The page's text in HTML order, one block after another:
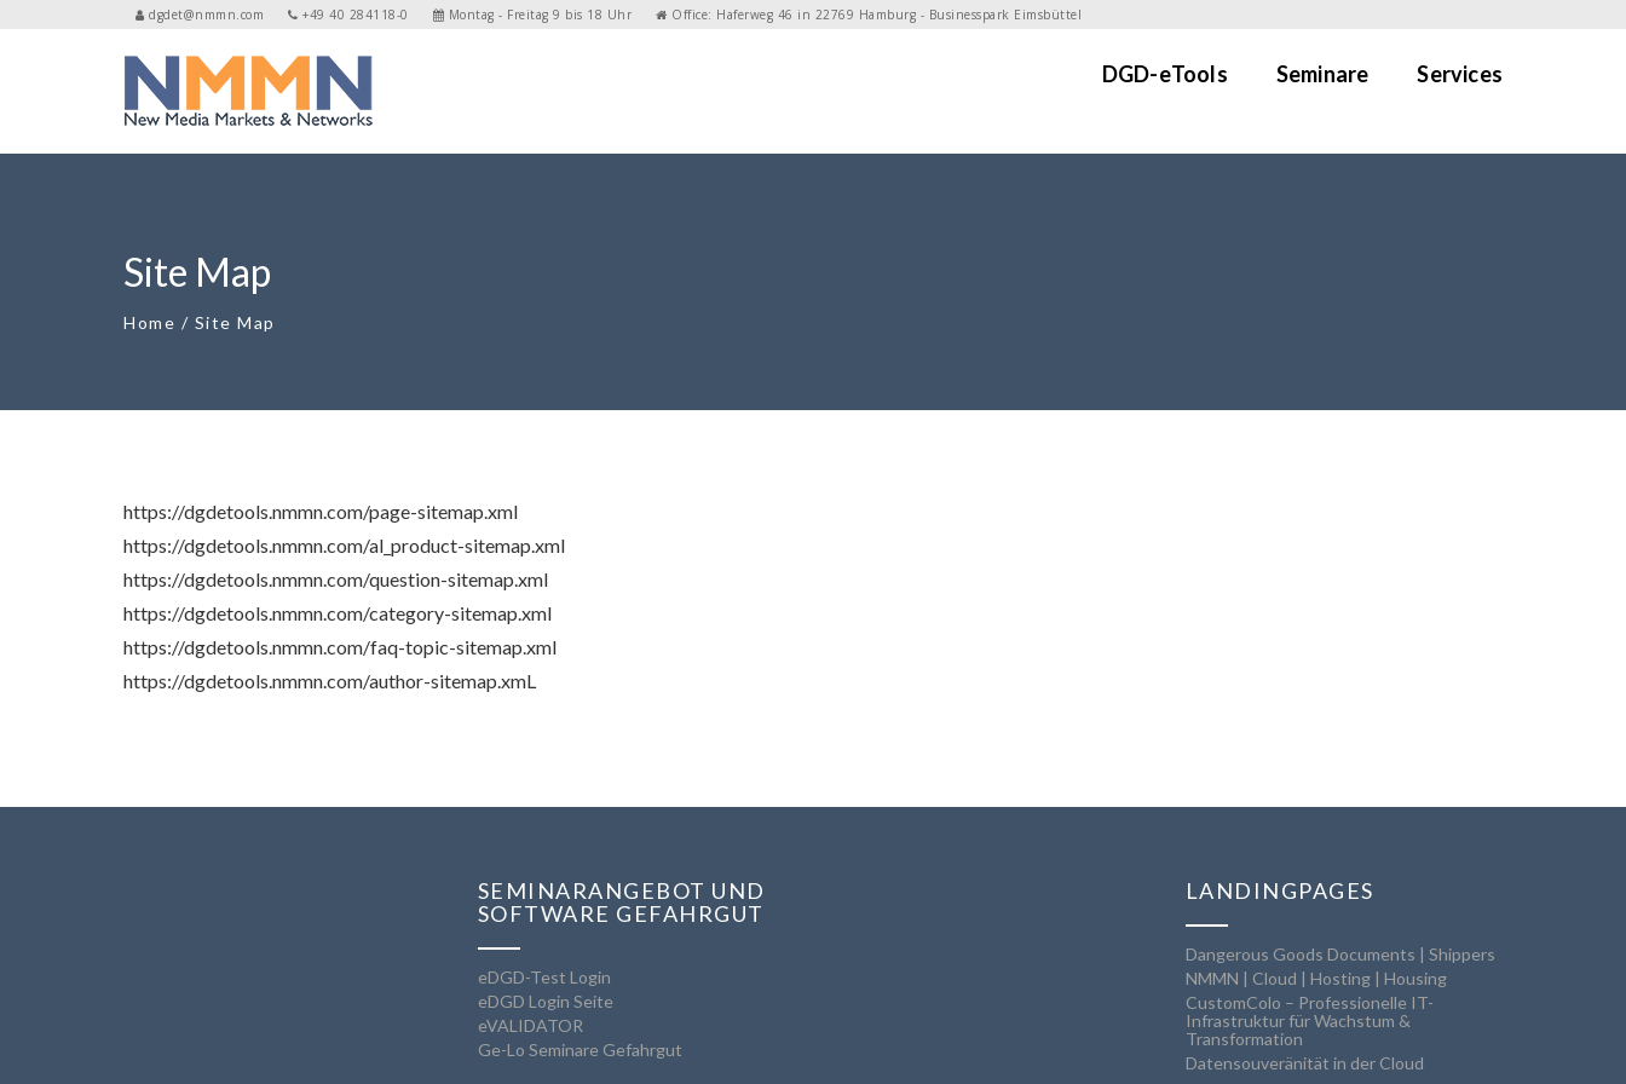
dgdet@nmmn.com +49 40 284118-0 Montag - Freitag 9 bis 18 Uhr Office: Haferweg 46 in 22769 Hamburg - Businesspark Eimsbüttel
DGD-eTools Seminare Services
Site Map
Home / Site Map
https://dgdetools.nmmn.com/page-sitemap.xml
https://dgdetools.nmmn.com/al_product-sitemap.xml
https://dgdetools.nmmn.com/question-sitemap.xml
https://dgdetools.nmmn.com/category-sitemap.xml
https://dgdetools.nmmn.com/faq-topic-sitemap.xml
https://dgdetools.nmmn.com/author-sitemap.xmL
SEMINARANGEBOT UND
SOFTWARE GEFAHRGUT
eDGD-Test Login
eDGD Login Seite
eVALIDATOR
Ge-Lo Seminare Gefahrgut
LANDINGPAGES
Dangerous Goods Documents | Shippers
NMMN | Cloud | Hosting | Housing
CustomColo – Professionelle IT-
Infrastruktur für Wachstum &
Transformation
Datensouveränität in der Cloud